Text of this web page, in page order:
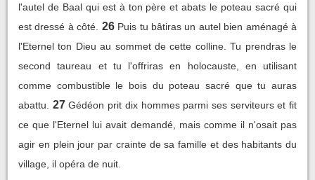
l'autel de Baal qui est à ton père et abats le poteau sacré qui
est dressé à côté. 26 Puis tu bâtiras un autel bien aménagé à
l'Eternel ton Dieu au sommet de cette colline. Tu prendras le
second taureau et tu l'offriras en holocauste, en utilisant
comme combustible le bois du poteau sacré que tu auras
abattu.
27 Gédéon prit dix hommes parmi ses serviteurs et fit
ce que l'Eternel lui avait demandé, mais comme il n'osait pas
agir en plein jour par crainte de sa famille et des habitants du
village, il opéra de nuit.